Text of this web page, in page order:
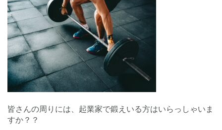
皆さんの周りには、起業家で鍛えいる方はいらっしゃいま
すか？？